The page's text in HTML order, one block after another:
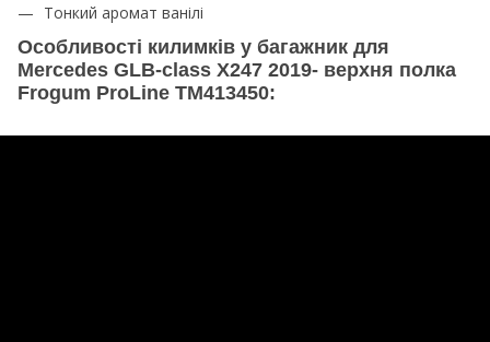
Тонкий аромат ванілі
Особливості килимків у багажник для
Mercedes GLB-class X247 2019- верхня полка
Frogum ProLine TM413450: